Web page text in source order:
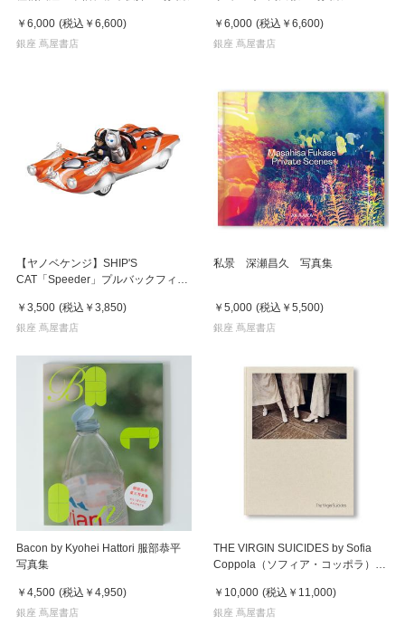
￥6,000 (税込 ￥6,600)
銀座 蔦屋書店
￥6,000 (税込 ￥6,600)
銀座 蔦屋書店
【ヤノベケンジ】SHIP'S
CAT「Speeder」プルバックフィギ
￥3,500 (税込 ￥3,850)
銀座 蔦屋書店
私景 深瀬昌久 写真集
￥5,000 (税込 ￥5,500)
銀座 蔦屋書店
Bacon by Kyohei Hattori 服部恭平
写真集
￥4,500 (税込 ￥4,950)
銀座 蔦屋書店
THE VIRGIN SUICIDES by Sofia
Coppola（ソフィア・コッポラ）
￥10,000 (税込 ￥11,000)
銀座 蔦屋書店